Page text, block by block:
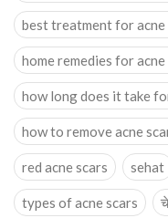
best treatment for acne
home remedies for
how long does it take
how to remove acne
red acne scars sehat
types of acne scars